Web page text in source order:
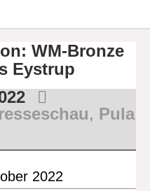
E. V.
WM-Bronze
Eystrup
, Pula
2022